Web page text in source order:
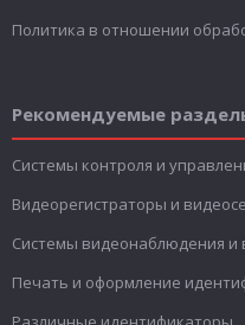
Политика в отношении
Рекомендуемые
Системы контроля и
Видеорегистраторы и
Системы видеонаблюдения и
Печать и оформление